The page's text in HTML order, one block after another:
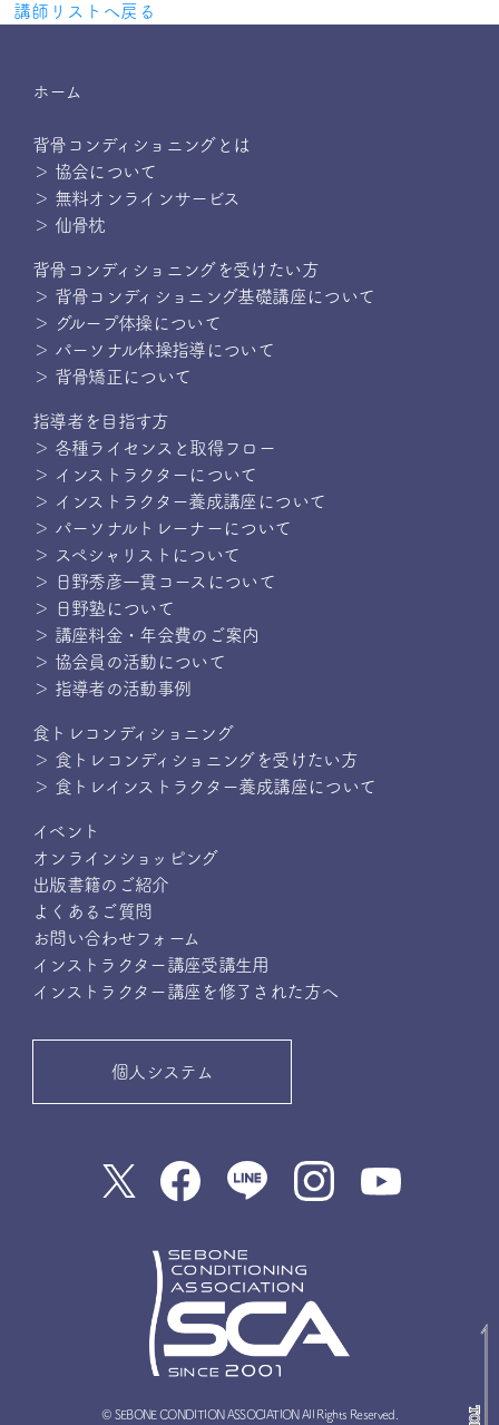
講師リストへ戻る
ホーム
背骨コンディショニングとは
＞ 協会について
＞ 無料オンラインサービス
＞ 仙骨枕
背骨コンディショニングを受けたい方
＞ 背骨コンディショニング基礎講座について
＞ グループ体操について
＞ パーソナル体操指導について
＞ 背骨矯正について
指導者を目指す方
＞ 各種ライセンスと取得フロー
＞ インストラクターについて
＞ インストラクター養成講座について
＞ パーソナルトレーナーについて
＞ スペシャリストについて
＞ 日野秀彦一貫コースについて
＞ 日野塾について
＞ 講座料金・年会費のご案内
＞ 協会員の活動について
＞ 指導者の活動事例
食トレコンディショニング
＞ 食トレコンディショニングを受けたい方
＞ 食トレインストラクター養成講座について
イベント
オンラインショッピング
出版書籍のご紹介
よくあるご質問
お問い合わせフォーム
インストラクター講座受講生用
インストラクター講座を修了された方へ
個人システム
© SEBONE CONDITION ASSOCIATION All Rights Reserved.